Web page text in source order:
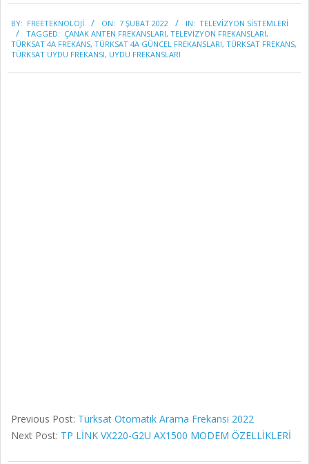
02-
07
BY: FREETEKNOLOJI ON: 7 ŞUBAT 2022 IN: TELEVİZYON SİSTEMLERİ
TAGGED: ÇANAK ANTEN FREKANSLARI, TELEVIZYON FREKANSLARI,
TÜRKSAT 4A FREKANS, TÜRKSAT 4A GÜNCEL FREKANSLARI, TÜRKSAT FREKANS,
TÜRKSAT UYDU FREKANSI, UYDU FREKANSLARI
Previous Post: Türksat Otomatik Arama Frekansı 2022
Next Post: TP LİNK VX220-G2U AX1500 MODEM ÖZELLİKLERİ